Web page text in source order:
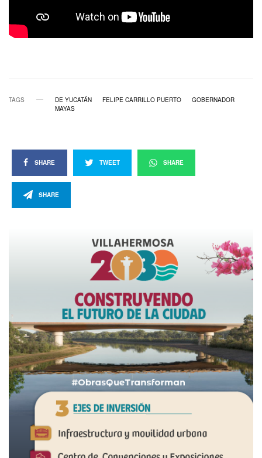
TAGS DE YUCATÁN FELIPE CARRILLO PUERTO
GOBERNADOR
MAYAS
SHARE TWEET SHARE
SHARE